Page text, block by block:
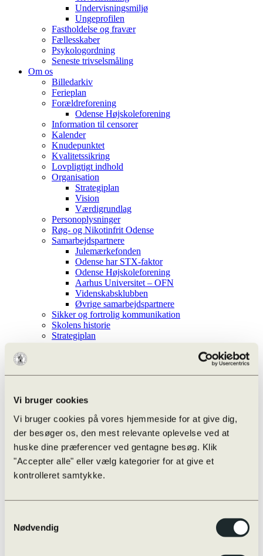
Vi bruger cookies
Vi bruger cookies på vores hjemmeside for at give dig,
der besøger os, den mest relevante oplevelse ved at
huske dine præferencer ved gentagne besøg. Klik
"Accepter alle" eller vælg kategorier for at give et
kontrolleret samtykke.
Nødvendig
Undervisningsmiljø
Ungeprofilen
Fastholdelse og fravær
Fællesskaber
Psykologordning
Seneste trivselsmåling
Om os
Billedarkiv
Ferieplan
Forældreforening
Odense Højskoleforening
Information til censorer
Kalender
Knudepunktet
Kvalitetssikring
Lovpligtigt indhold
Organisation
Strategiplan
Vision
Værdigrundlag
Personoplysninger
Røg- og Nikotinfrit Odense
Samarbejdspartnere
Julemærkefonden
Odense har STX-faktor
Odense Højskoleforening
Aarhus Universitet – OFN
Videnskabsklubben
Øvrige samarbejdspartnere
Sikker og fortrolig kommunikation
Skolens historie
Strategiplan
Gæster
Ledelse
Nyhedsbrev
Studievejledere
Teknisk-administrative
Whistleblowerordning
Aktiviteter
Efter skoletid
Kalender
Odense Højskoleforening
Aarhus Universitet – OFN